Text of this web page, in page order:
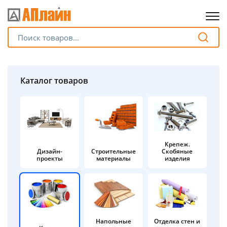
Каталог товаров
Дизайн-
проекты
Строительные
материалы
Крепеж.
Скобяные
изделия
Напольные
Отделка стен и
Разбейте
без переплат
График платежей
Сегодня
%